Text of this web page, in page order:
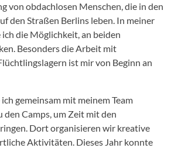
von obdachlosen Menschen, die in den
den Straßen Berlins leben. In meiner
die Möglichkeit, an beiden
Besonders die Arbeit mit
ist mir von Beginn an
gemeinsam mit meinem Team
den Camps, um Zeit mit den
Dort organisieren wir kreative
Aktivitäten. Dieses Jahr konnte